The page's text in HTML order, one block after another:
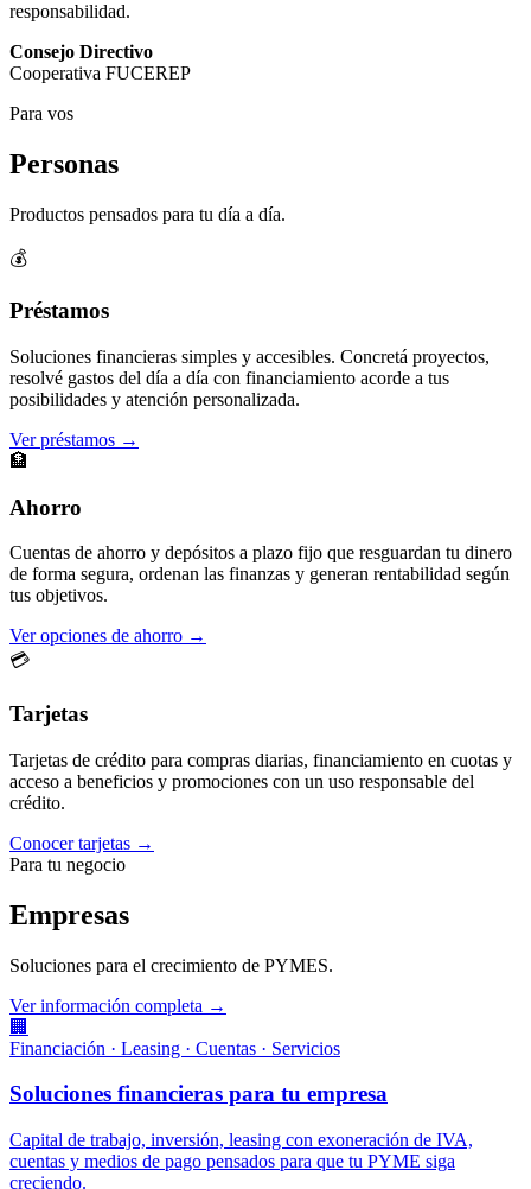
responsabilidad.
Consejo Directivo
Cooperativa FUCEREP
Para vos
Personas
Productos pensados para tu día a día.
💰
Préstamos
Soluciones financieras simples y accesibles. Concretá proyectos,
resolvé gastos del día a día con financiamiento acorde a tus
posibilidades y atención personalizada.
Ver préstamos →
🏦
Ahorro
Cuentas de ahorro y depósitos a plazo fijo que resguardan tu dinero
de forma segura, ordenan las finanzas y generan rentabilidad según
tus objetivos.
Ver opciones de ahorro →
💳
Tarjetas
Tarjetas de crédito para compras diarias, financiamiento en cuotas y
acceso a beneficios y promociones con un uso responsable del
crédito.
Conocer tarjetas →
Para tu negocio
Empresas
Soluciones para el crecimiento de PYMES.
Ver información completa →
🏢
Financiación · Leasing · Cuentas · Servicios
Soluciones financieras para tu empresa
Capital de trabajo, inversión, leasing con exoneración de IVA,
cuentas y medios de pago pensados para que tu PYME siga
creciendo.